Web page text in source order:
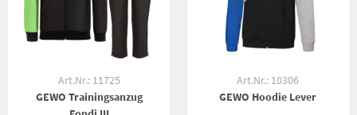
Art.Nr.: 11725
GEWO Trainingsanzug
Art.Nr.: 10306
GEWO Hoodie Lever